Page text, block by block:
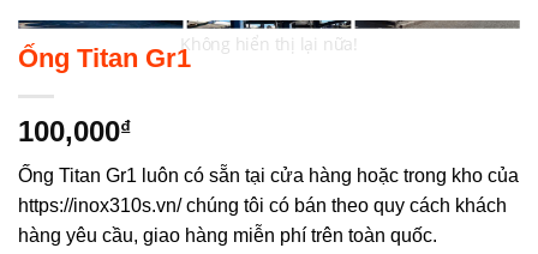
Ống Titan Gr1
100,000₫
Ống Titan Gr1 luôn có sẵn tại cửa hàng hoặc trong kho của
https://inox310s.vn/ chúng tôi có bán theo quy cách khách
hàng yêu cầu, giao hàng miễn phí trên toàn quốc.
Không hiển thị lại nữa!